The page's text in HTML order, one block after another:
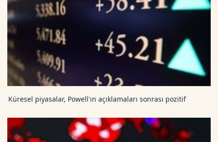
Küresel piyasalar, Powell'ın açıklamaları sonrası pozitif